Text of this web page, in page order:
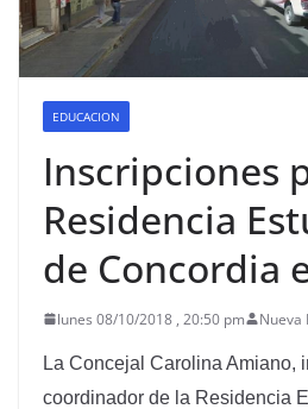
EDUCACION
Inscripciones
Residencia
de Concordia
lunes 08/10/2018 , 20:50 pm Nueva
La Concejal Carolina Amiano,
coordinador de la Residencia